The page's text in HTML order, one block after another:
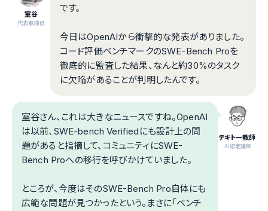
室谷
代表取締役
です。
今日はOpenAIから衝撃的な発表がありました。
コード評価ベンチマークのSWE-Bench Proを
徹底的に監査した結果、なんと約30%のタスク
に欠陥があることが判明したんです。
テキトー教師
.AI認定講師
室谷さん、これは大きなニュースですね。OpenAI
は以前、SWE-bench Verifiedにも設計上の問
題があると指摘して、コミュニティにSWE-
Bench Proへの移行を呼びかけていました。
ところが、今度はそのSWE-Bench Pro自体にも
広範な問題が見つかったという。まさに「ベンチ